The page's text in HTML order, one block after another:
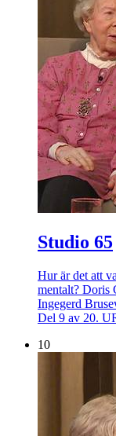
Studio 65
Hur är det att
mentalt? Doris
Ingegerd
Del 9 av 20.
10